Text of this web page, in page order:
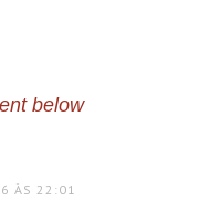
below
ÀS 22:01